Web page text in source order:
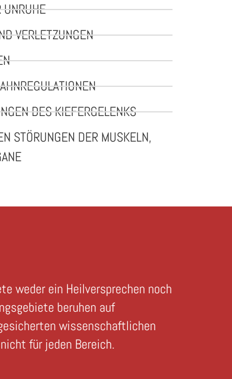
UNRUHE
VERLETZUNGEN
DES KIEFERGELENKS
STÖRUNGEN DER MUSKELN,
weder ein Heilversprechen noch
beruhen auf
wissenschaftlichen
für jeden Bereich.